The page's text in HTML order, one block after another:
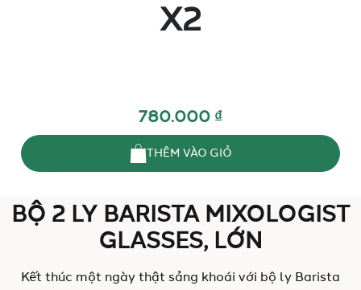
X2
780.000 ₫
THÊM VÀO GIỎ
BỘ 2 LY BARISTA MIXOLOGIST
GLASSES, LỚN
Kết thúc một ngày thật sảng khoái với bộ ly Barista